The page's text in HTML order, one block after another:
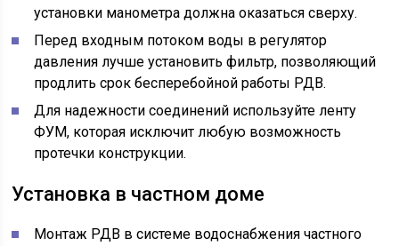
установки манометра должна оказаться сверху.
Перед входным потоком воды в регулятор
давления лучше установить фильтр, позволяющий
продлить срок бесперебойной работы РДВ.
Для надежности соединений используйте ленту
ФУМ, которая исключит любую возможность
протечки конструкции.
Установка в частном доме
Монтаж РДВ в системе водоснабжения частного